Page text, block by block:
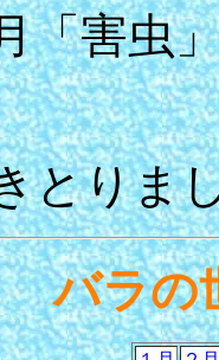
「害虫
りま
バラの